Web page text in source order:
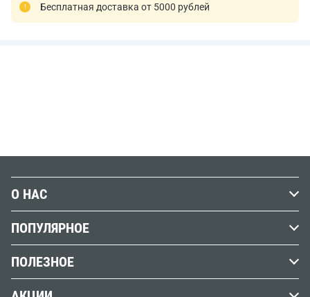
Бесплатная доставка от 5000 рублей
О НАС
Наши магазины
Бренды
Вакансии
ПОПУЛЯРНОЕ
Краски
ПОЛЕЗНОЕ